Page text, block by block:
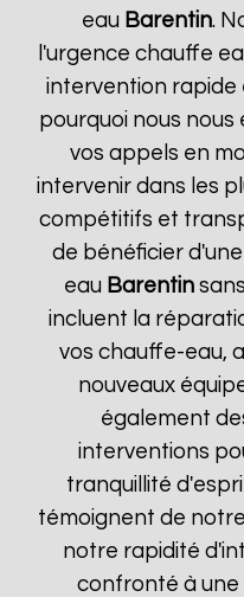
eau Barentin.
l'urgence chauffe
intervention rapide
pourquoi nous
vos appels en
intervenir dans les
compétitifs et
de bénéficier
eau Barentin
incluent la
vos chauffe-eau,
nouveaux
également
interventions
tranquillité
témoignent de
notre rapidité
confronté à